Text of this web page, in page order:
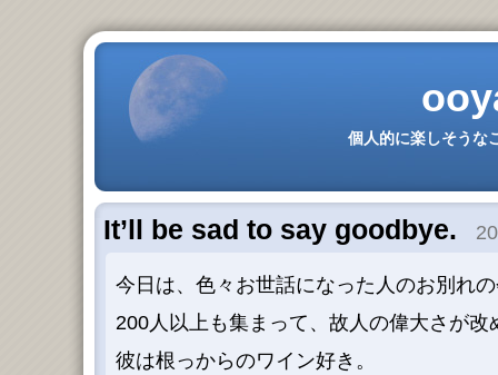
個人的に楽しそうな
It’ll be sad to say goodbye.
今日は、色々お世話になった人のお別れ
200人以上も集まって、故人の偉大さが改
彼は根っからのワイン好き。